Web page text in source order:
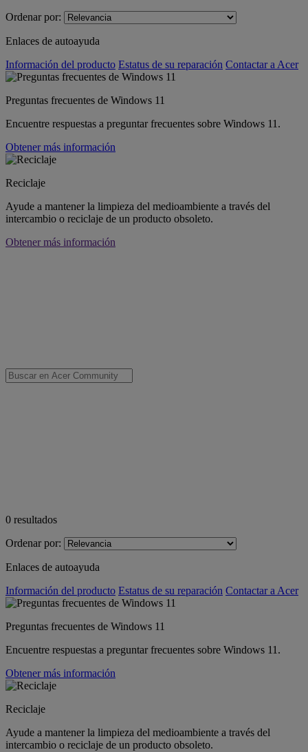
Ordenar por:
Enlaces de autoayuda
Información del producto Estatus de su reparación Contactar a Acer
Preguntas frecuentes de Windows 11
Encuentre respuestas a preguntar frecuentes sobre Windows 11.
Obtener más información
Reciclaje
Ayude a mantener la limpieza del medioambiente a través del
intercambio o reciclaje de un producto obsoleto.
Obtener más información
0 resultados
Ordenar por:
Enlaces de autoayuda
Información del producto Estatus de su reparación Contactar a Acer
Preguntas frecuentes de Windows 11
Encuentre respuestas a preguntar frecuentes sobre Windows 11.
Obtener más información
Reciclaje
Ayude a mantener la limpieza del medioambiente a través del
intercambio o reciclaje de un producto obsoleto.